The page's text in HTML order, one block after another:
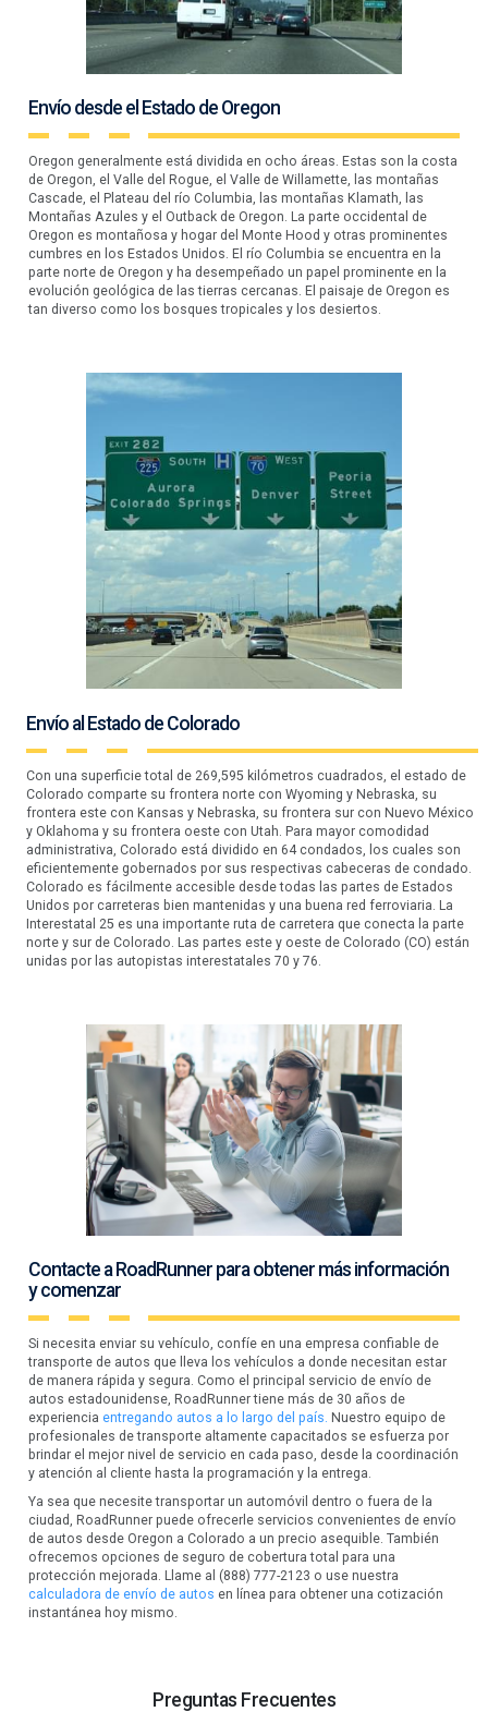
Envío desde el Estado de Oregon
Oregon generalmente está dividida en ocho áreas. Estas son la costa
de Oregon, el Valle del Rogue, el Valle de Willamette, las montañas
Cascade, el Plateau del río Columbia, las montañas Klamath, las
Montañas Azules y el Outback de Oregon. La parte occidental de
Oregon es montañosa y hogar del Monte Hood y otras prominentes
cumbres en los Estados Unidos. El río Columbia se encuentra en la
parte norte de Oregon y ha desempeñado un papel prominente en la
evolución geológica de las tierras cercanas. El paisaje de Oregon es
tan diverso como los bosques tropicales y los desiertos.
Envío al Estado de Colorado
Con una superficie total de 269,595 kilómetros cuadrados, el estado de
Colorado comparte su frontera norte con Wyoming y Nebraska, su
frontera este con Kansas y Nebraska, su frontera sur con Nuevo México
y Oklahoma y su frontera oeste con Utah. Para mayor comodidad
administrativa, Colorado está dividido en 64 condados, los cuales son
eficientemente gobernados por sus respectivas cabeceras de condado.
Colorado es fácilmente accesible desde todas las partes de Estados
Unidos por carreteras bien mantenidas y una buena red ferroviaria. La
Interestatal 25 es una importante ruta de carretera que conecta la parte
norte y sur de Colorado. Las partes este y oeste de Colorado (CO) están
unidas por las autopistas interestatales 70 y 76.
Contacte a RoadRunner para obtener más información
y comenzar
Si necesita enviar su vehículo, confíe en una empresa confiable de
transporte de autos que lleva los vehículos a donde necesitan estar
de manera rápida y segura. Como el principal servicio de envío de
autos estadounidense, RoadRunner tiene más de 30 años de
experienciaentregando autos a lo largo del país. Nuestro equipo de
profesionales de transporte altamente capacitados se esfuerza por
brindar el mejor nivel de servicio en cada paso, desde la coordinación
y atención al cliente hasta la programación y la entrega.
Ya sea que necesite transportar un automóvil dentro o fuera de la
ciudad, RoadRunner puede ofrecerle servicios convenientes de envío
de autos desde Oregon a Colorado a un precio asequible. También
ofrecemos opciones de seguro de cobertura total para una
protección mejorada. Llame al (888) 777-2123 o use nuestra
calculadora de envío de autos en línea para obtener una cotización
instantánea hoy mismo.
Preguntas Frecuentes